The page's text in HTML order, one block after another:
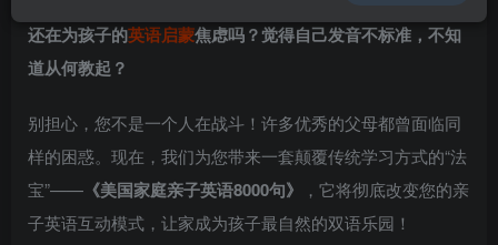
还在为孩子的英语启蒙焦虑吗？觉得自己发音不标准，不知
道从何教起？
别担心，您不是一个人在战斗！许多优秀的父母都曾面临同
样的困惑。现在，我们为您带来一套颠覆传统学习方式的“法
宝”—— 《美国家庭亲子英语8000句》
，它将彻底改变您的亲
子英语互动模式，让家成为孩子最自然的双语乐园！